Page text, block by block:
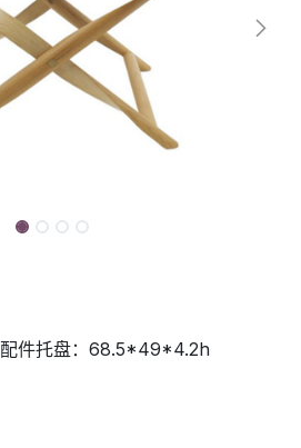
配件托盘：68.5*49*4.2h